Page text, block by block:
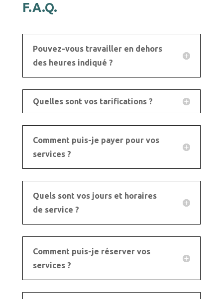
F.A.Q.
Pouvez-vous travailler en dehors
des heures indiqué ?
Quelles sont vos tarifications ?
Comment puis-je payer pour vos
services ?
Quels sont vos jours et horaires
de service ?
Comment puis-je réserver vos
services ?